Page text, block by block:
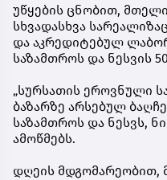
უწყების ცნობით,
სხვადასხვა
და აკრედიტებულ
საზამთროს და ნესვის
„სურსათის ეროვნული
ბაზარზე არსებულ
საზამთროს და ნესვს,
ამოწმებს.
დღეის მდგომარეობით,